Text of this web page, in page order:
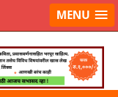
कराMENU